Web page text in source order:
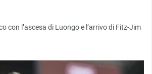
con l’ascesa di Luongo e l’arrivo di Fitz-Jim